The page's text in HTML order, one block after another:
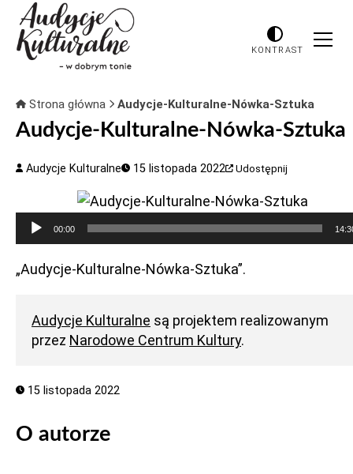
KONTRAST
Strona główna Audycje-Kulturalne-Nówka-Sztuka
Audycje-Kulturalne-Nówka-Sztuka
Audycje Kulturalne 15 listopada 2022 Udostępnij
Odtwarzacz
plików
dźwiękowych
00:00
„Audycje-Kulturalne-Nówka-Sztuka”.
Audycje Kulturalne są projektem realizowanym
przez Narodowe Centrum Kultury.
15 listopada 2022
O autorze